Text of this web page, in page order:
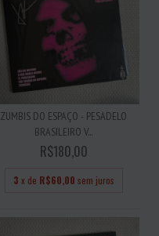
ZUMBIS DO ESPAÇO - PESADELO
BRASILEIRO V...
R$180,00
3 x de R$60,00 sem juros